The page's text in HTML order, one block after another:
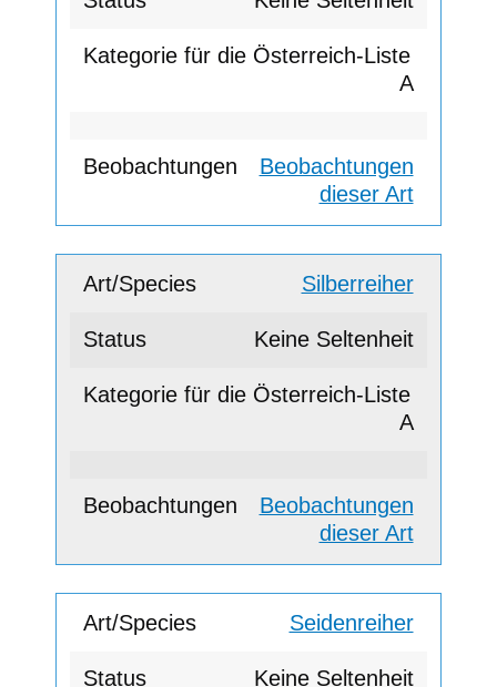
A
Beobachtungen
dieser Art
Silberreiher
Keine Seltenheit
A
Beobachtungen
dieser Art
Seidenreiher
Keine Seltenheit